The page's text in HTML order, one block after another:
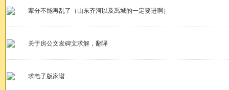
辈分不能再乱了（山东齐河以及禹城的一定要进啊）
关于房公文发碑文求解，翻译
求电子版家谱